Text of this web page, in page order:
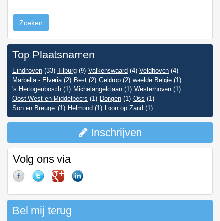
Zoeken
Top Plaatsnamen
Eindhoven (33) Tilburg (9) Valkenswaard (4) Veldhoven (4)
Marbella - Elveria (2) Best (2) Geldrop (2) weelde Belgie (1)
's Hertogenbosch (1) Michelangelolaan (1) Westerhoven (1)
Oost West en Middelbeers (1) Dongen (1) Oss (1)
Son en Breugel (1) Helmond (1) Loon op Zand (1)
Inschrijven
Volg ons via
Bel mij terug